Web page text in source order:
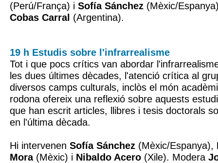
(Perú/França) i Sofía Sánchez (Mèxic/
Cobas Carral (Argentina).
19 h Estudis sobre l'infrarrealisme
Tot i que pocs crítics van abordar
les dues últimes dècades, l'atenció crítica al
diversos camps culturals, inclòs el món
rodona ofereix una reflexió sobre aquests
que han escrit articles, llibres i tesis doctorals
en l'última dècada.
Hi intervenen Sofía Sánchez (Mèxic/Espanya),
Mora(Mèxic) i Nibaldo Acero (Xile). Modera